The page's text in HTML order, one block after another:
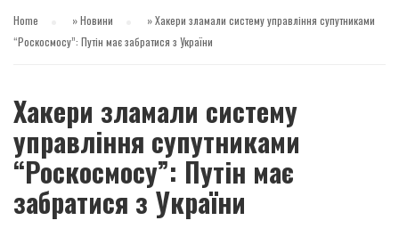
Home »Новини »Хакери зламали систему управління супутниками
“Роскосмосу”: Путін має забратися з України
Хакери зламали систему
управління супутниками
“Роскосмосу”: Путін має
забратися з України